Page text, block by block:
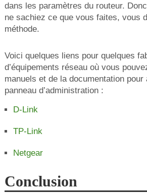
dans les paramètres du routeur.
ne sachiez ce que vous faites, vous
méthode.
Voici quelques liens pour quelques
d’équipements réseau où vous
manuels et de la documentation pour
panneau d’administration :
D-Link
TP-Link
Netgear
Conclusion